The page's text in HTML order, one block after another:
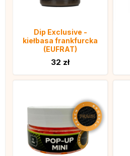
Dip Exclusive -
kiełbasa frankfurcka
(EUFRAT)
32 zł